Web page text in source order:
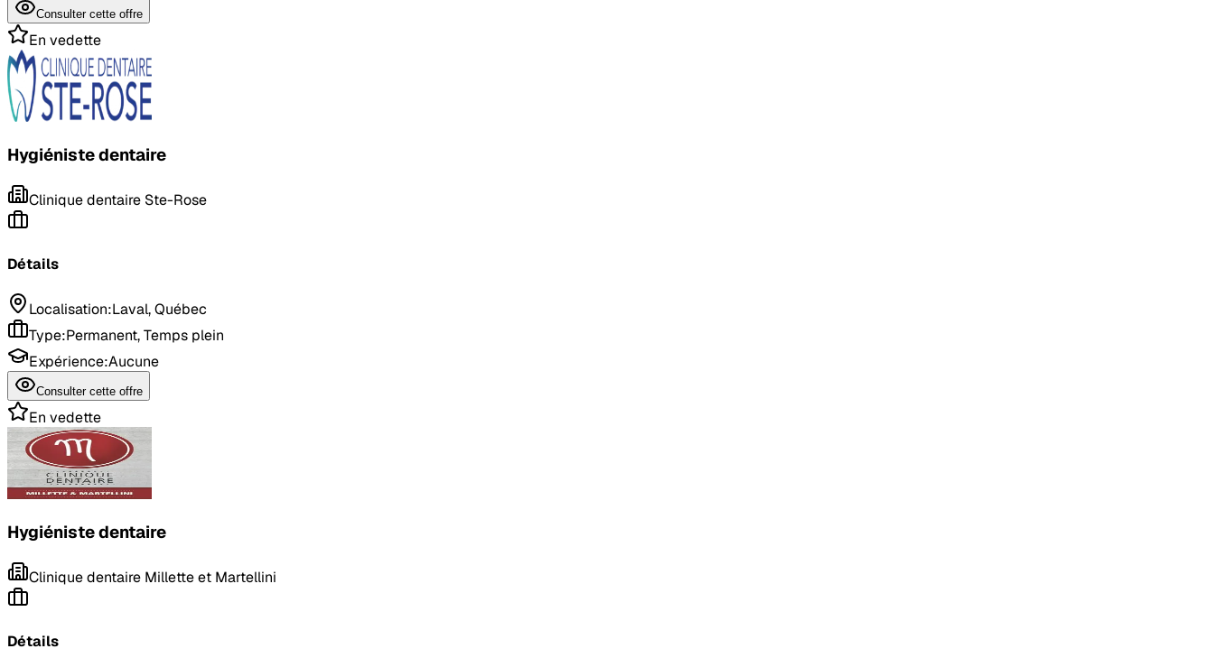
Consulter cette offre
En vedette
Hygiéniste dentaire
Clinique dentaire Ste-Rose
Détails
Localisation:Laval, Québec
Type:Permanent, Temps plein
Expérience:Aucune
Consulter cette offre
En vedette
Hygiéniste dentaire
Clinique dentaire Millette et Martellini
Détails